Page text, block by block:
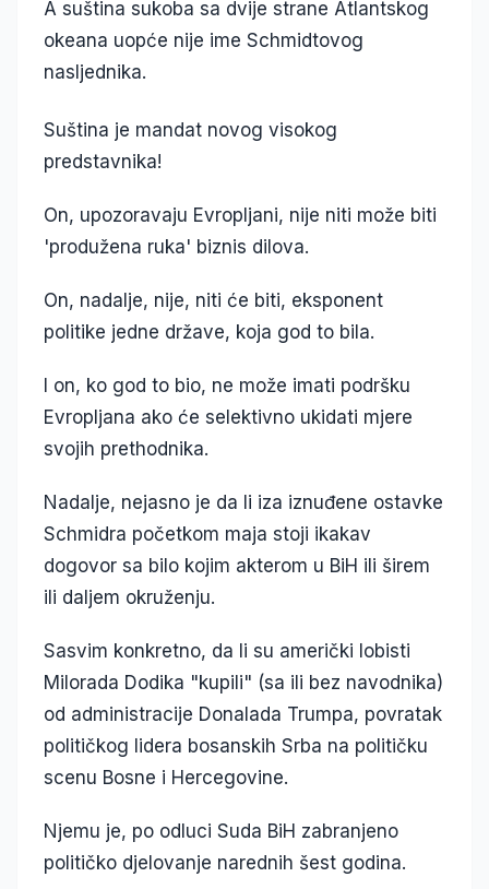
A suština sukoba sa dvije strane Atlantskog
okeana uopće nije ime Schmidtovog
nasljednika.
Suština je mandat novog visokog
predstavnika!
On, upozoravaju Evropljani, nije niti može biti
'produžena ruka' biznis dilova.
On, nadalje, nije, niti će biti, eksponent
politike jedne države, koja god to bila.
I on, ko god to bio, ne može imati podršku
Evropljana ako će selektivno ukidati mjere
svojih prethodnika.
Nadalje, nejasno je da li iza iznuđene ostavke
Schmidra početkom maja stoji ikakav
dogovor sa bilo kojim akterom u BiH ili širem
ili daljem okruženju.
Sasvim konkretno, da li su američki lobisti
Milorada Dodika "kupili" (sa ili bez navodnika)
od administracije Donalada Trumpa, povratak
političkog lidera bosanskih Srba na političku
scenu Bosne i Hercegovine.
Njemu je, po odluci Suda BiH zabranjeno
političko djelovanje narednih šest godina.